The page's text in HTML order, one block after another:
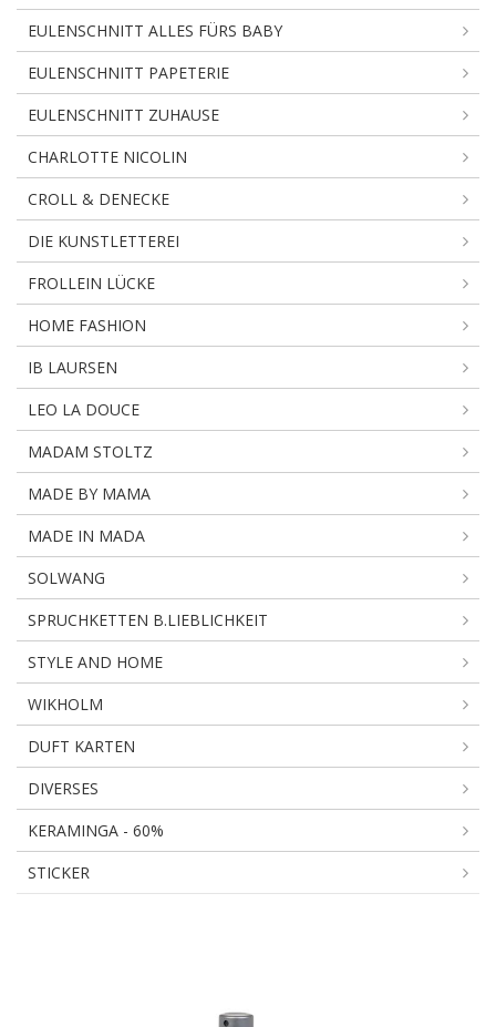
EULENSCHNITT ALLES FÜRS BABY
EULENSCHNITT PAPETERIE
EULENSCHNITT ZUHAUSE
CHARLOTTE NICOLIN
CROLL & DENECKE
DIE KUNSTLETTEREI
FROLLEIN LÜCKE
HOME FASHION
IB LAURSEN
LEO LA DOUCE
MADAM STOLTZ
MADE BY MAMA
MADE IN MADA
SOLWANG
SPRUCHKETTEN B.LIEBLICHKEIT
STYLE AND HOME
WIKHOLM
DUFT KARTEN
DIVERSES
KERAMINGA - 60%
STICKER